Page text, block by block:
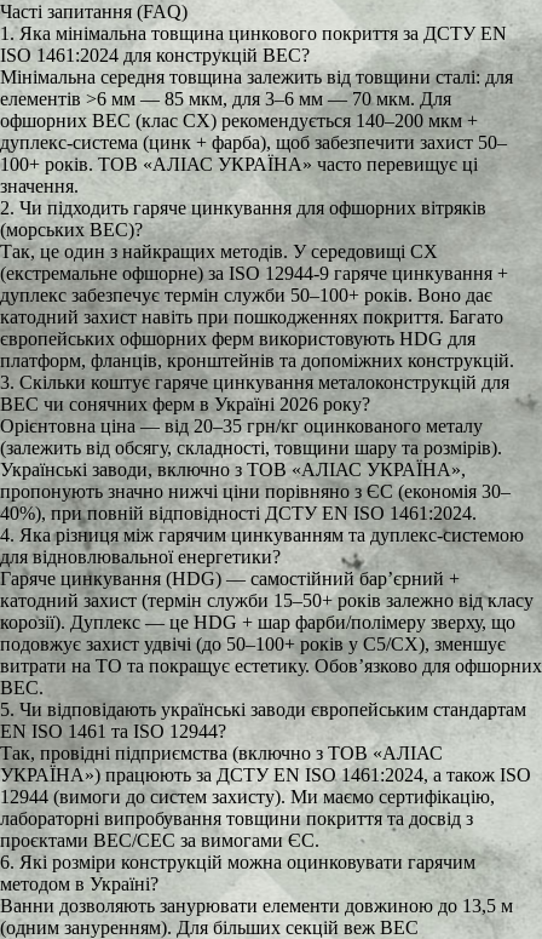
Часті запитання (FAQ)
1. Яка мінімальна товщина цинкового покриття за ДСТУ EN
ISO 1461:2024 для конструкцій ВЕС?
Мінімальна середня товщина залежить від товщини сталі: для
елементів >6 мм — 85 мкм, для 3–6 мм — 70 мкм. Для
офшорних ВЕС (клас CX) рекомендується 140–200 мкм +
дуплекс-система (цинк + фарба), щоб забезпечити захист 50–
100+ років. ТОВ «АЛІАС УКРАЇНА» часто перевищує ці
значення.
2. Чи підходить гаряче цинкування для офшорних вітряків
(морських ВЕС)?
Так, це один з найкращих методів. У середовищі CX
(екстремальне офшорне) за ISO 12944-9 гаряче цинкування +
дуплекс забезпечує термін служби 50–100+ років. Воно дає
катодний захист навіть при пошкодженнях покриття. Багато
європейських офшорних ферм використовують HDG для
платформ, фланців, кронштейнів та допоміжних конструкцій.
3. Скільки коштує гаряче цинкування металоконструкцій для
ВЕС чи сонячних ферм в Україні 2026 року?
Орієнтовна ціна — від 20–35 грн/кг оцинкованого металу
(залежить від обсягу, складності, товщини шару та розмірів).
Українські заводи, включно з ТОВ «АЛІАС УКРАЇНА»,
пропонують значно нижчі ціни порівняно з ЄС (економія 30–
40%), при повній відповідності ДСТУ EN ISO 1461:2024.
4. Яка різниця між гарячим цинкуванням та дуплекс-системою
для відновлювальної енергетики?
Гаряче цинкування (HDG) — самостійний бар’єрний +
катодний захист (термін служби 15–50+ років залежно від класу
корозії). Дуплекс — це HDG + шар фарби/полімеру зверху, що
подовжує захист удвічі (до 50–100+ років у C5/CX), зменшує
витрати на ТО та покращує естетику. Обов’язково для офшорних
ВЕС.
5. Чи відповідають українські заводи європейським стандартам
EN ISO 1461 та ISO 12944?
Так, провідні підприємства (включно з ТОВ «АЛІАС
УКРАЇНА») працюють за ДСТУ EN ISO 1461:2024, а також ISO
12944 (вимоги до систем захисту). Ми маємо сертифікацію,
лабораторні випробування товщини покриття та досвід з
проєктами ВЕС/СЕС за вимогами ЄС.
6. Які розміри конструкцій можна оцинковувати гарячим
методом в Україні?
Ванни дозволяють занурювати елементи довжиною до 13,5 м
(одним зануренням). Для більших секцій веж ВЕС